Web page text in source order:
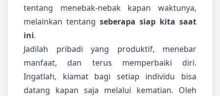
tentang menebak-nebak kapan waktunya,
melainkan tentang seberapa siap kita saat
ini.
Jadilah pribadi yang produktif, menebar
manfaat, dan terus memperbaiki diri.
Ingatlah, kiamat bagi setiap individu bisa
datang kapan saja melalui kematian. Oleh